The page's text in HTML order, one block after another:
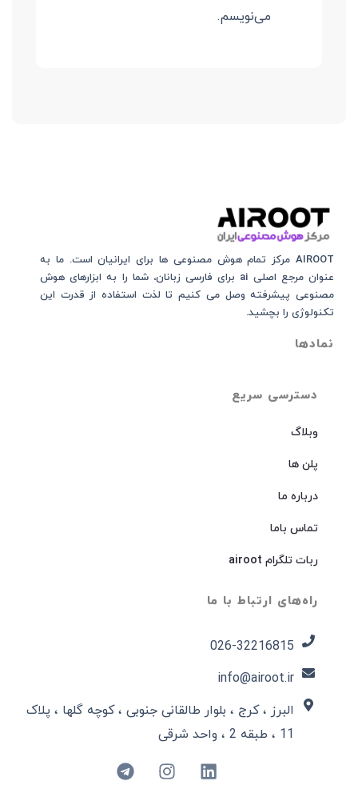
می‌نویسم.
دسترسی سریع
وبلاگ
پلن ها
درباره ما
تماس باما
ربات تلگرام airoot
راه‌های ارتباط با ما
026-32216815​
info@airoot.ir
البرز ، کرج ، بلوار طالقانی جنوبی ، کوچه گلها ، پلاک
11 ، طبقه 2 ، واحد شرقی
AIROOT مرکز تمام هوش مصنوعی‌‌‌ ها برای ایرانیان است. ما به
عنوان مرجع اصلی ai برای فارسی زبانان، شما را به ابزارهای هوش
مصنوعی پیشرفته وصل می کنیم تا لذت استفاده از قدرت این
تکنولوژی را بچشید.
نمادها